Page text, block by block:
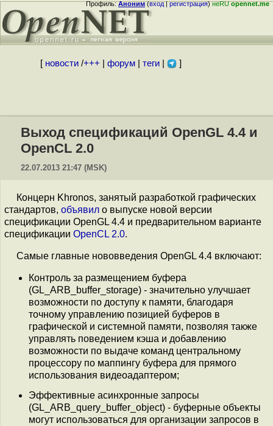
Профиль:Аноним(вход|регистрация)неRUopennet.me
[ новости/+++ форум| теги| ]
Выход спецификаций OpenGL 4.4 и
OpenCL 2.0
22.07.2013 21:47 (MSK)
Концерн Khronos, занятый разработкой графических
стандартов, объявил о выпуске новой версии
спецификации OpenGL 4.4 и предварительном варианте
спецификации OpenCL 2.0.
Самые главные нововведения OpenGL 4.4 включают:
Контроль за размещением буфера
(GL_ARB_buffer_storage) - значительно улучшает
возможности по доступу к памяти, благодаря
точному управлению позицией буферов в
графической и системной памяти, позволяя также
управлять поведением кэша и добавлению
возможности по выдаче команд центральному
процессору по маппингу буфера для прямого
использования видеоадаптером;
Эффективные асинхронные запросы
(GL_ARB_query_buffer_object) - буферные объекты
могут использоваться для организации запросов в